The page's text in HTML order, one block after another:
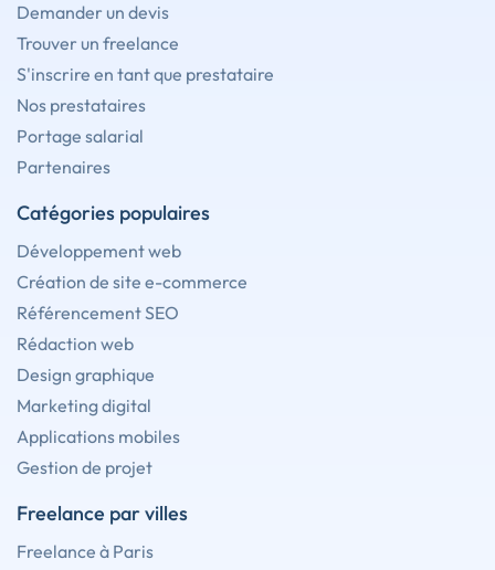
Demander un devis
Trouver un freelance
S'inscrire en tant que prestataire
Nos prestataires
Portage salarial
Partenaires
Catégories populaires
Développement web
Création de site e-commerce
Référencement SEO
Rédaction web
Design graphique
Marketing digital
Applications mobiles
Gestion de projet
Freelance par villes
Freelance à Paris